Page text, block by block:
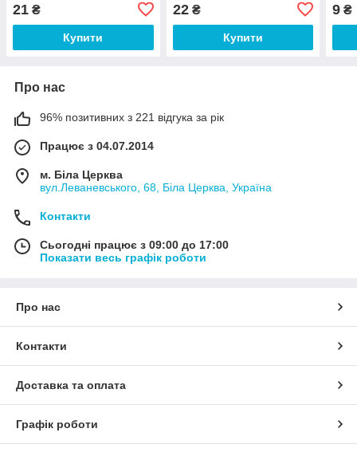
21 ₴
Купити
22₴
Купити
9 ₴
Про нас
96% позитивних з 221 відгука за рік
Працює з 04.07.2014
м. Біла Церква
вул.Леваневського, 68, Біла Церква, Україна
Контакти
Сьогодні працює з 09:00 до 17:00
Показати весь графік роботи
Про нас
Контакти
Доставка та оплата
Графік роботи